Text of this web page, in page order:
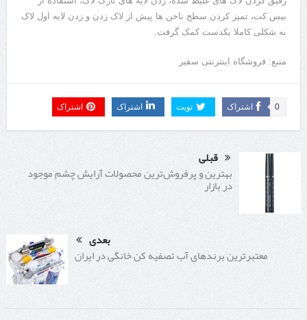
بیس کت، تمیز کردن سطح ناخن ها پیش از لاک زدن و زدن لایه اول لاک
به شکلی کاملا یکدست کمک گرفت.
منبع: فروشگاه اینترنتی سفیر
اشتراک 0 تویت اشتراک اشتراک
قبلی
بهترین و پرفروش‌ترین محصولات آرایش چشم موجود
در بازار
بعدی
معتبرترین برندهای آب تصفیه کن خانگی در ایران